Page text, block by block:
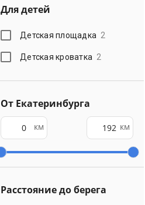
Для детей
Детская площадка 2
Детская кроватка 2
От Екатеринбурга
км км
Расстояние до берега